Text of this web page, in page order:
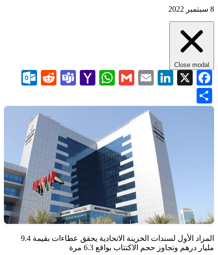
8 سبتمبر 2022
Close modal
Facebook
X
LinkedIn
Email
Gmail
WhatsApp
Yahoo
Teams
Reddit
المزاد الأول لسندات الخزينة الاتحادية يحقق عطاءات بقيمة 9.4
مليار درهم وتجاوز حجم الاكتتاب بواقع 6.3 مرة